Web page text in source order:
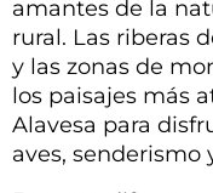
amantes de la
rural. Las riberas
y las zonas de
los paisajes más
Alavesa para
aves, senderismo